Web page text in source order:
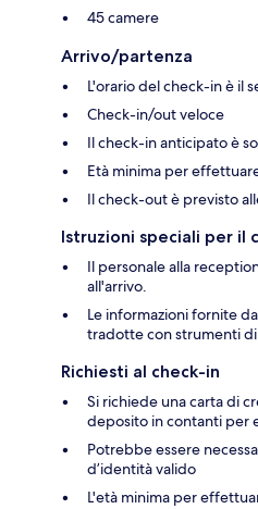
45 camere
Arrivo/partenza
L'orario del check-in è il
Check-in/out veloce
Il check-in anticipato è
Età minima per
Il check-out è previsto
Istruzioni speciali per il
Il personale alla
all'arrivo.
Le informazioni fornite
tradotte con strumenti
Richiesti al check-in
Si richiede una carta di
deposito in contanti per
Potrebbe essere
d’identità valido
L'età minima per